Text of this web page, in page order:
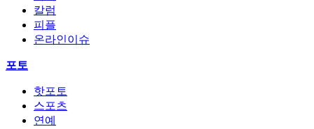
칼럼
피플
온라인이슈
포토
핫포토
스포츠
연예